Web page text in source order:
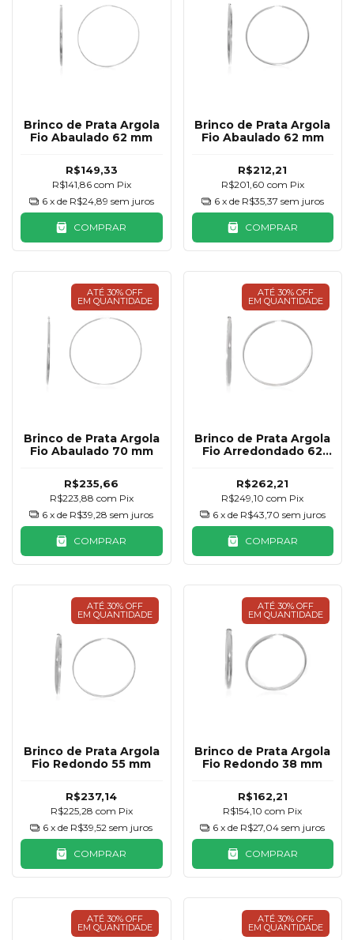
Brinco de Prata Argola
Fio Abaulado 62 mm
R$149,33
R$141,86 com Pix
6 x de R$24,89 sem juros
COMPRAR
Brinco de Prata Argola
Fio Abaulado 62 mm
R$212,21
R$201,60 com Pix
6 x de R$35,37 sem juros
COMPRAR
ATÉ 30% OFF
EM QUANTIDADE
Brinco de Prata Argola
Fio Abaulado 70 mm
R$235,66
R$223,88 com Pix
6 x de R$39,28 sem juros
COMPRAR
ATÉ 30% OFF
EM QUANTIDADE
Brinco de Prata Argola
Fio Arredondado 62
R$262,21
R$249,10com Pix
6 x de R$43,70 sem juros
COMPRAR
ATÉ 30% OFF
EM QUANTIDADE
Brinco de Prata Argola
Fio Redondo 55 mm
R$237,14
R$225,28 com Pix
6 x de R$39,52 sem juros
COMPRAR
ATÉ 30% OFF
EM QUANTIDADE
Brinco de Prata Argola
Fio Redondo 38 mm
R$162,21
R$154,10com Pix
6 x de R$27,04 sem juros
COMPRAR
ATÉ 30% OFF
EM QUANTIDADE
ATÉ 30% OFF
EM QUANTIDADE